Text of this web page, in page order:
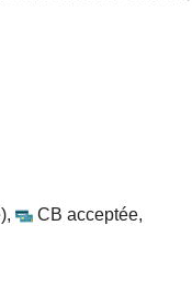
, CB acceptée,